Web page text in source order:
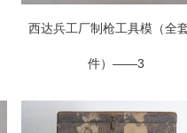
西达兵工厂制枪工具模（全
件）——3